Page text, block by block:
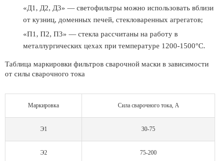
«Д1, Д2, Д3» — светофильтры можно использовать вблизи
от кузниц, доменных печей, стекловаренных агрегатов;
«П1, П2, П3» — стекла рассчитаны на работу в
металлургических цехах при температуре 1200-1500°С.
Таблица маркировки фильтров сварочной маски в зависимости
от силы сварочного тока
Маркировка Сила сварочного тока, А
Э1 30-75
Э2 75-200